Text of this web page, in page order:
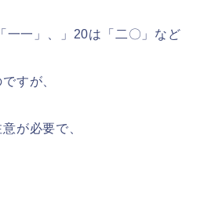
一一」、」20は「二〇」など
すが、
が必要で、